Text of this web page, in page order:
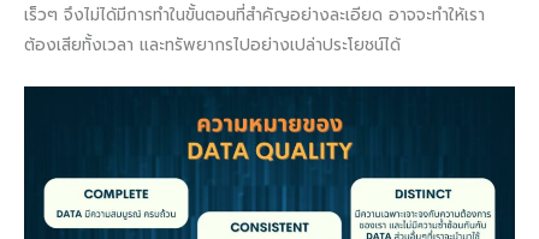
เร็วๆ จึงไม่ได้มีการทำในขั้นตอนที่สำคัญอย่างละเอียด อาจจะทำให้เรา
ต้องเสียทั้งเวลา และทรัพยากรไปอย่างเปล่าประโยชน์ได้